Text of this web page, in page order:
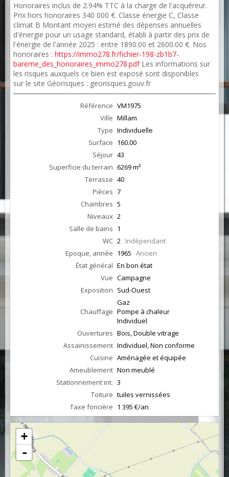
Honoraires inclus de 2.94% TTC à la charge de l'acquéreur.
Prix hors honoraires 340 000 €. Classe énergie C, Classe
climat B Montant moyen estimé des dépenses annuelles
d'énergie pour un usage standard, établi à partir des prix de
l'énergie de l'année 2025 : entre 1890.00 et 2600.00 €. Nos
honoraires : https://immo278.fr/fichier-198-zb1b7-
bareme_des_honoraires_immo278.pdfLes informations sur
les risques auxquels ce bien est exposé sont disponibles
sur le site Géorisques : georisques.gouv.fr
Référence VM1975
Ville Millam
Type Individuelle
Surface 160.00
Séjour 43
Superficie du terrain 6269 m²
Terrasse 40
Pièces 7
Chambres 5
Niveaux 2
Salle de bains 1
WC 2 Indépendant
Epoque, année 1965 Ancien
État général En bon état
Vue Campagne
Exposition Sud-Ouest
Chauffage
Gaz
Pompe à chaleur
Individuel
Ouvertures Bois, Double vitrage
Assainissement Individuel, Non conforme
Cuisine Aménagée et équipée
Ameublement Non meublé
Stationnement int. 3
Toiture tuiles vernissées
Taxe foncière 1 395 €/an
+
-